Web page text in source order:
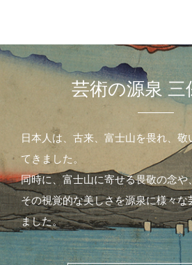
芸術の源泉 三
日本人は、古来、富士山を畏れ、
てきました。
同時に、富士山に寄せる畏敬の念や
その視覚的な美しさを源泉に様々
ました。